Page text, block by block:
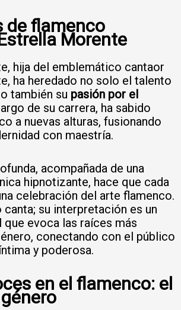
de flamenco
Morente
hija del emblemático cantaor
ha heredado no solo el talento
también su pasión por el
de su carrera, ha sabido
a nuevas alturas, fusionando
con maestría.
acompañada de una
hipnotizante, hace que cada
celebración del arte flamenco.
su interpretación es un
evoca las raíces más
conectando con el público
y poderosa.
en el flamenco: el